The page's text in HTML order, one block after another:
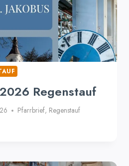
Regenstauf
Pfarrbrief, Regenstauf